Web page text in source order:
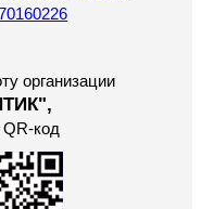
организации
QR-код